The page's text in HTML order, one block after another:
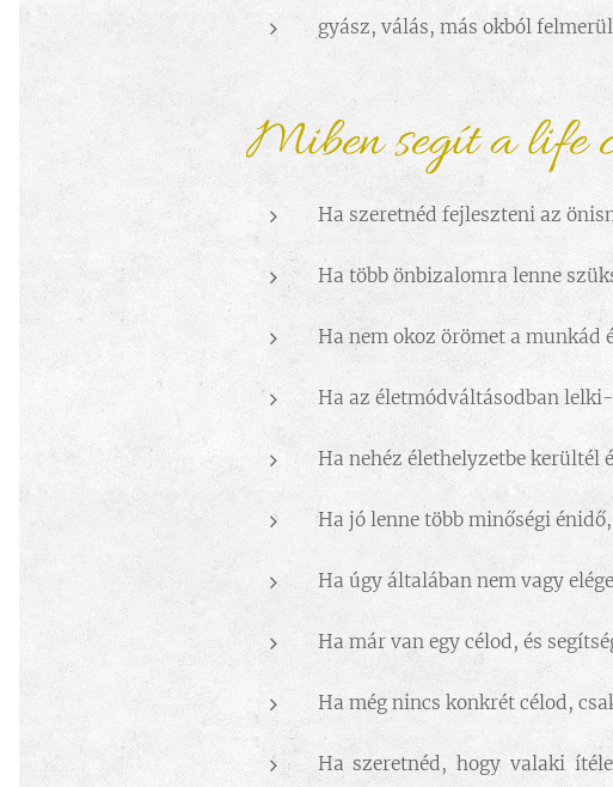
gyász, válás, más okból
Miben segít a life
Ha szeretnéd fejleszteni az
Ha több önbizalomra lenne
Ha nem okoz örömet a munkád
Ha az életmódváltásodban
Ha nehéz élethelyzetbe kerültél
Ha jó lenne több minőségi
Ha úgy általában nem vagy
Ha már van egy célod, és
Ha még nincs konkrét célod,
Ha szeretnéd, hogy valaki